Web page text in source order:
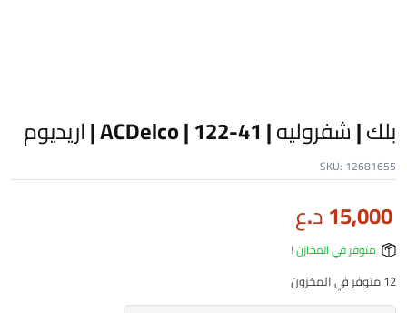
بلك | شفروليه | 41-122 | ACDelco | اريديوم
SKU: 12681655
15,000د.ع
متوفر في المخازن !
12 متوفر في المخزون